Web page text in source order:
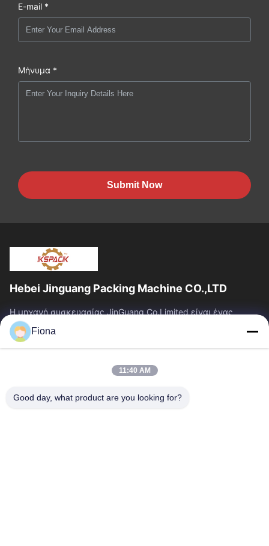
E-mail *
Μήνυμα *
Submit Now
Hebei Jinguang Packing Machine CO.,LTD
Η μηχανή συσκευασίας JinGuang Co.Limited είναι ένας
επαγγελματικός ζαρωμένος εξοπλισμός εκτύπωσης
χαρτοκιβωτίων και σχετικά μηχανήματα για την...
Γρήγοροι Σύνδεσμοι
Προϊόντα
Περίπου Εμείς
Γύρος Εργοστασίων
Fiona
11:40 AM
Good day, what product are you looking for?